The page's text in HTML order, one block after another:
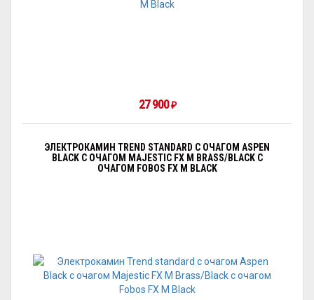
27 900₽
ЭЛЕКТРОКАМИН TREND STANDARD С ОЧАГОМ АSPEN
BLACK С ОЧАГОМ MAJESTIC FX M BRASS/BLACK С
ОЧАГОМ FOBOS FX M BLACK